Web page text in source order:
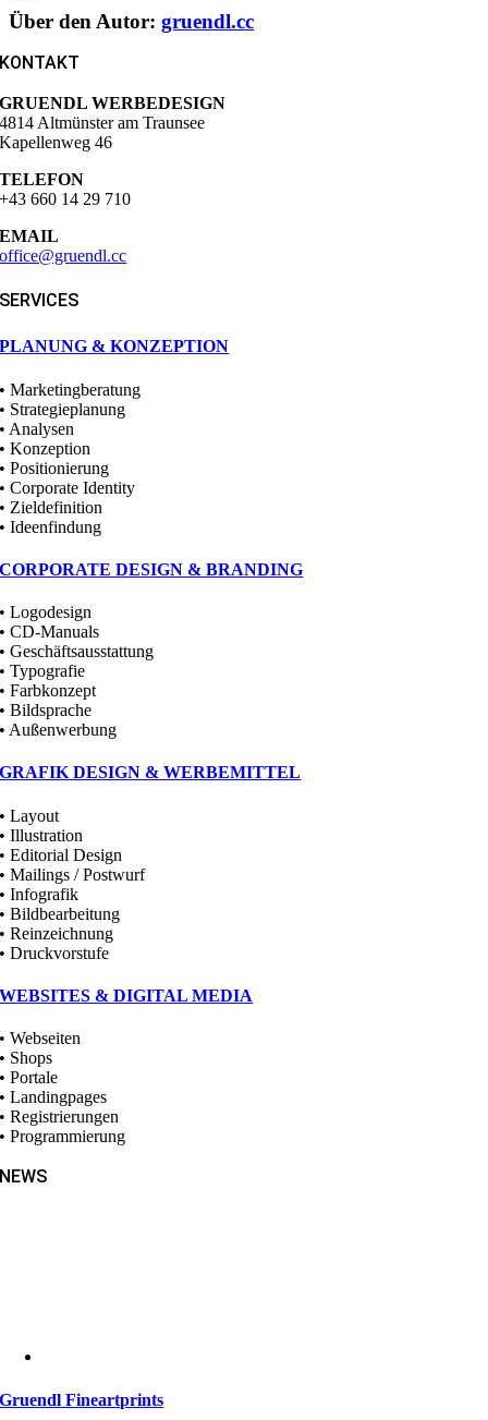
Über den Autor: gruendl.cc
KONTAKT
GRUENDL WERBEDESIGN
4814 Altmünster am Traunsee
Kapellenweg 46
TELEFON
+43 660 14 29 710
EMAIL
office@gruendl.cc
SERVICES
PLANUNG & KONZEPTION
• Marketingberatung
• Strategieplanung
• Analysen
• Konzeption
• Positionierung
• Corporate Identity
• Zieldefinition
• Ideenfindung
CORPORATE DESIGN & BRANDING
• Logodesign
• CD-Manuals
• Geschäftsausstattung
• Typografie
• Farbkonzept
• Bildsprache
• Außenwerbung
GRAFIK DESIGN & WERBEMITTEL
• Layout
• Illustration
• Editorial Design
• Mailings / Postwurf
• Infografik
• Bildbearbeitung
• Reinzeichnung
• Druckvorstufe
WEBSITES & DIGITAL MEDIA
• Webseiten
• Shops
• Portale
• Landingpages
• Registrierungen
• Programmierung
NEWS
Gruendl Fineartprints